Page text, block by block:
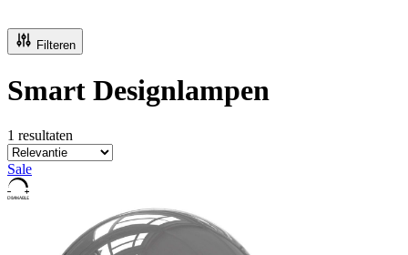
Filteren
Smart Designlampen
1 resultaten
Sale